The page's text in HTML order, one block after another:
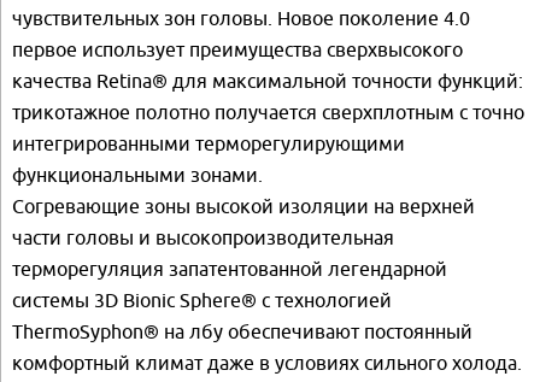
чувствительных зон головы. Новое поколение 4.0
первое использует преимущества сверхвысокого
качества Retina® для максимальной точности функций:
трикотажное полотно получается сверхплотным с точно
интегрированными терморегулирующими
функциональными зонами.
Согревающие зоны высокой изоляции на верхней
части головы и высокопроизводительная
терморегуляция запатентованной легендарной
системы 3D Bionic Sphere® с технологией
ThermoSyphon® на лбу обеспечивают постоянный
комфортный климат даже в условиях сильного холода.